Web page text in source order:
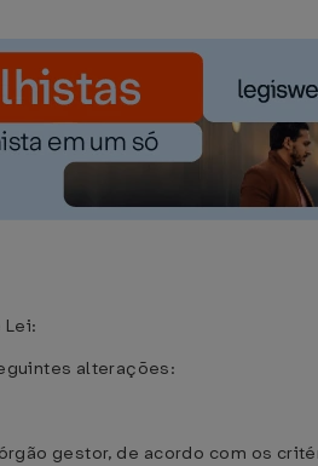
alterações:
gestor, de acordo com os